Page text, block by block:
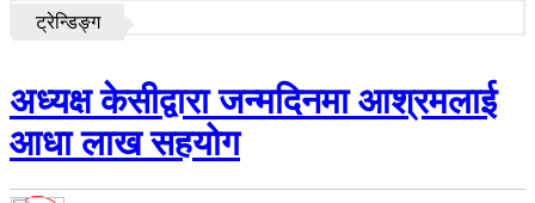
ट्रेन्डिङ्ग
अध्यक्ष केसीद्वारा जन्मदिनमा आश्रमलाई
आधा लाख सहयोग